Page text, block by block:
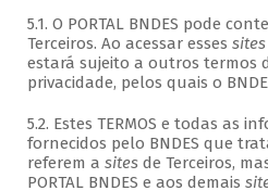
5.1. O PORTAL BNDES pode
Terceiros. Ao acessar esses sites
estará sujeito a outros termos
privacidade, pelos quais o
5.2. Estes TERMOS e todas as
fornecidos pelo BNDES que
referem a sitesde Terceiros,
PORTAL BNDES e aos demais